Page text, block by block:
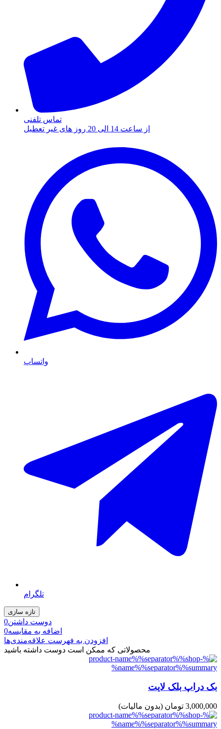
تماس تلفنی
از ساعت 14 الی 20 روز های غیر تعطیل
واتساپ
تلگرام
دوست داشتن0
اضافه به مقایسه0
افزودن به فهرست علاقه‌مندی‌ها
محصولاتی که ممکن است دوست داشته باشید
بک دراپ بلک لایت
3,000,000 تومان (بدون مالیات)